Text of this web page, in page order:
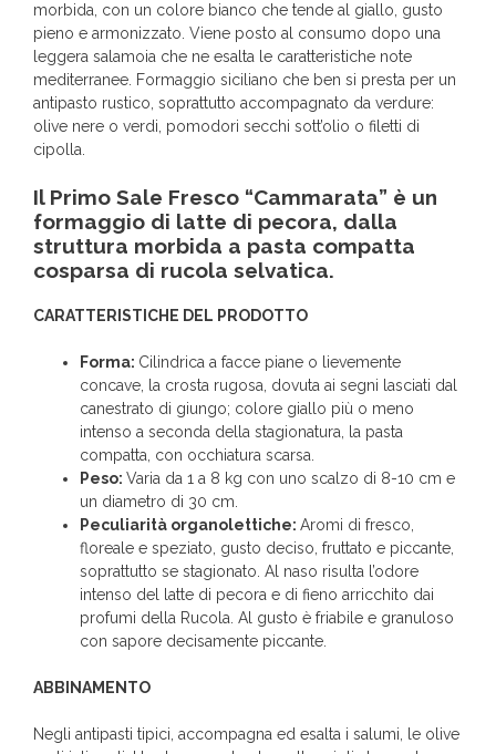
morbida, con un colore bianco che tende al giallo, gusto
pieno e armonizzato. Viene posto al consumo dopo una
leggera salamoia che ne esalta le caratteristiche note
mediterranee. Formaggio siciliano che ben si presta per un
antipasto rustico, soprattutto accompagnato da verdure:
olive nere o verdi, pomodori secchi sott’olio o filetti di
cipolla.
Il Primo Sale Fresco “Cammarata” è un
formaggio di latte di pecora, dalla
struttura morbida a pasta compatta
cosparsa di rucola selvatica.
CARATTERISTICHE DEL PRODOTTO
Forma: Cilindrica a facce piane o lievemente
concave, la crosta rugosa, dovuta ai segni lasciati dal
canestrato di giungo; colore giallo più o meno
intenso a seconda della stagionatura, la pasta
compatta, con occhiatura scarsa.
Peso: Varia da 1 a 8 kg con uno scalzo di 8-10 cm e
un diametro di 30 cm.
Peculiarità organolettiche: Aromi di fresco,
floreale e speziato, gusto deciso, fruttato e piccante,
soprattutto se stagionato. Al naso risulta l’odore
intenso del latte di pecora e di fieno arricchito dai
profumi della Rucola. Al gusto è friabile e granuloso
con sapore decisamente piccante.
ABBINAMENTO
Negli antipasti tipici, accompagna ed esalta i salumi, le olive